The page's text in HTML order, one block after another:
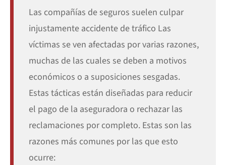
Las compañías de seguros suelen culpar
injustamente accidente de tráfico Las
víctimas se ven afectadas por varias razones,
muchas de las cuales se deben a motivos
económicos o a suposiciones sesgadas.
Estas tácticas están diseñadas para reducir
el pago de la aseguradora o rechazar las
reclamaciones por completo. Estas son las
razones más comunes por las que esto
ocurre: